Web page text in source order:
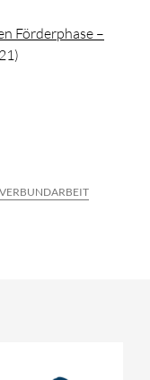
Förderphase –
VERBUNDARBEIT